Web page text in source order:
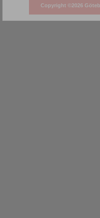
Copyright ©2026